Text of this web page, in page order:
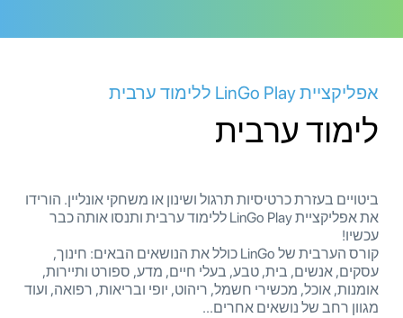
אפליקציית LinGo Play ללימוד ערבית
לימוד ערבית
ביטויים בעזרת כרטיסיות תרגול ושינון או משחקי אונליין. הורידו
את אפליקציית LinGo Play ללימוד ערבית ותנסו אותה כבר
עכשיו!
קורס הערבית של LinGo כולל את הנושאים הבאים: חינוך,
עסקים, אנשים, בית, טבע, בעלי חיים, מדע, ספורט ותיירות,
אומנות, אוכל, מכשירי חשמל, ריהוט, יופי ובריאות, רפואה, ועוד
מגוון רחב של נושאים אחרים...